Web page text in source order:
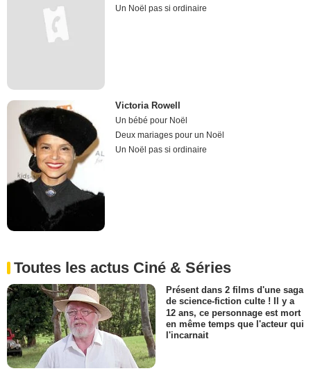
Un Noël pas si ordinaire
Victoria Rowell
Un bébé pour Noël
Deux mariages pour un Noël
Un Noël pas si ordinaire
Toutes les actus Ciné & Séries
Présent dans 2 films d'une saga
de science-fiction culte ! Il y a
12 ans, ce personnage est mort
en même temps que l'acteur qui
l'incarnait